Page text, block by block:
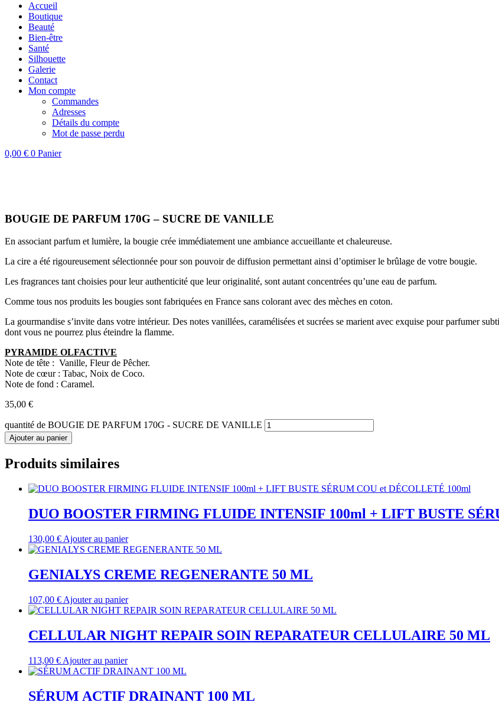
Accueil
Boutique
Beauté
Bien-être
Santé
Silhouette
Galerie
Contact
Mon compte
Commandes
Adresses
Détails du compte
Mot de passe perdu
0,00 € 0 Panier
BOUGIE DE PARFUM 170G – SUCRE DE VANILLE
En associant parfum et lumière, la bougie crée immédiatement une ambiance accueillante et chaleureuse.
La cire a été rigoureusement sélectionnée pour son pouvoir de diffusion permettant ainsi d’optimiser le brûlage de votre bougie.
Les fragrances tant choisies pour leur authenticité que leur originalité, sont autant concentrées qu’une eau de parfum.
Comme tous nos produits les bougies sont fabriquées en France sans colorant avec des mèches en coton.
La gourmandise s’invite dans votre intérieur. Des notes vanillées, caramélisées et sucrées se marient avec exquise pour parfumer
dont vous ne pourrez plus éteindre la flamme.
PYRAMIDE OLFACTIVE
Note de tête : Vanille, Fleur de Pêcher.
Note de cœur : Tabac, Noix de Coco.
Note de fond : Caramel.
35,00 €
quantité de BOUGIE DE PARFUM 170G - SUCRE DE VANILLE
Ajouter au panier
Produits similaires
DUO BOOSTER FIRMING FLUIDE INTENSIF 100ml + LIFT BUSTE
130,00 € Ajouter au panier
GENIALYS CREME REGENERANTE 50 ML
107,00 € Ajouter au panier
CELLULAR NIGHT REPAIR SOIN REPARATEUR CELLULAIRE 50 ML
113,00 € Ajouter au panier
SÉRUM ACTIF DRAINANT 100 ML